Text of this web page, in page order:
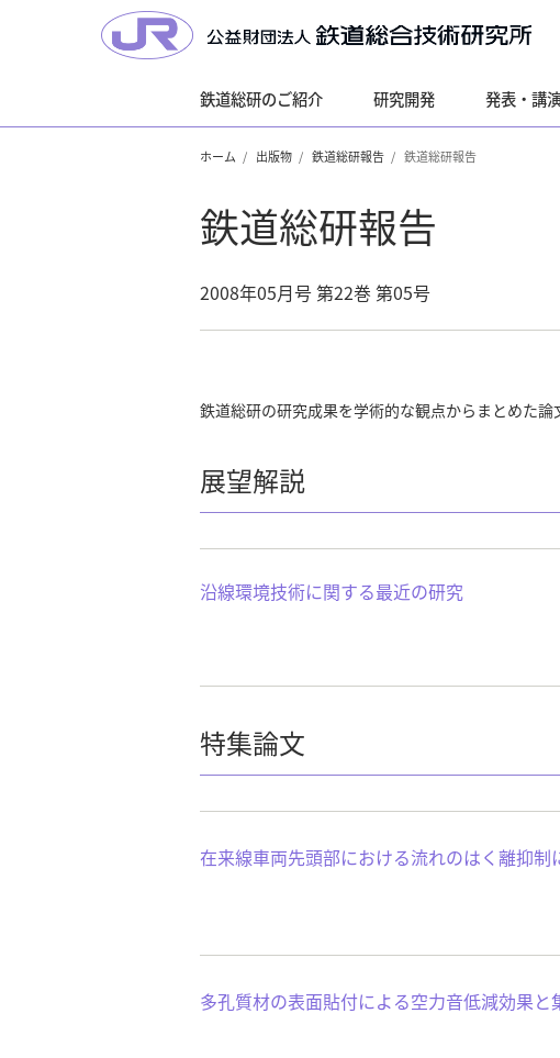
鉄道総研のご紹介 研究開発 発表・講
ホーム 出版物 鉄道総研報告 鉄道総研報告
鉄道総研報告
2008年05月号 第22巻 第05号
鉄道総研の研究成果を学術的な観点からまとめた論
展望解説
沿線環境技術に関する最近の研究
特集論文
在来線車両先頭部における流れのはく離抑制
多孔質材の表面貼付による空力音低減効果と